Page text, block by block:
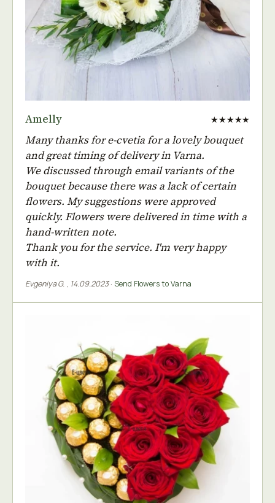
Amelly ★★★★★
Many thanks for e-cvetia for a lovely bouquet
and great timing of delivery in Varna.
We discussed through email variants of the
bouquet because there was a lack of certain
flowers. My suggestions were approved
quickly. Flowers were delivered in time with a
hand-written note.
Thank you for the service. I'm very happy
with it.
Evgeniya G. , 14.09.2023· Send Flowers to Varna